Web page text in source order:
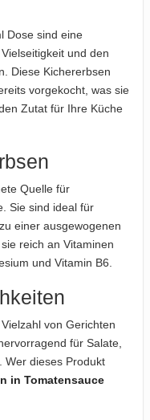
jeweiligen
und
Haftung
diese sind verbindlich.
abweichen.
Türkiye
Korntal-
Dose sind eine
und den
Diese Kichererbsen
vorgekocht, was sie
Zutat für Ihre Küche
Quelle für
Sie sind ideal für
einer ausgewogenen
reich an Vitaminen
und Vitamin B6.
von Gerichten
für Salate,
Wer dieses Produkt
in Tomatensauce